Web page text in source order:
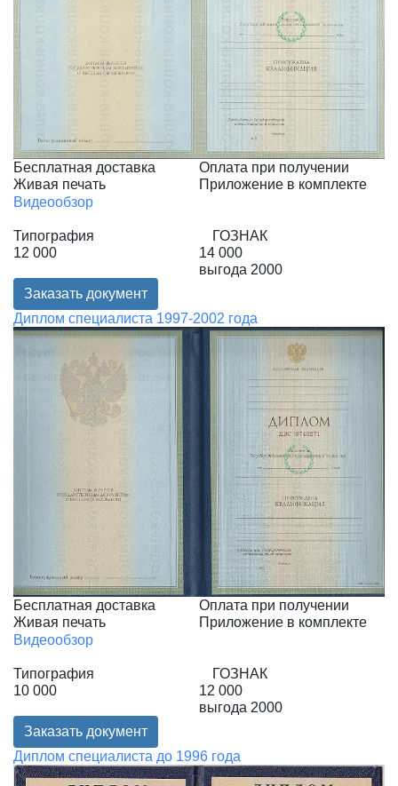
Бесплатная доставка
Живая печать
Оплата при получении
Приложение в комплекте
Видеообзор
Типография
ГОЗНАК
12 000
14 000
выгода 2000
Заказать документ
Диплом специалиста 1997-2002 года
Бесплатная доставка
Живая печать
Оплата при получении
Приложение в комплекте
Видеообзор
Типография
ГОЗНАК
10 000
12 000
выгода 2000
Заказать документ
Диплом специалиста до 1996 года